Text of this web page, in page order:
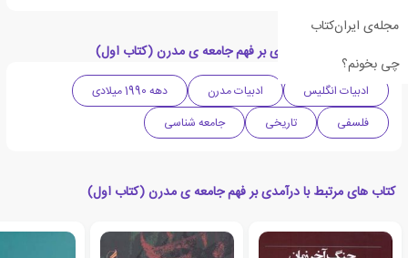
مجله‌ی ایران‌کتاب
چی بخونم؟
دسته بندی های درآمدی بر فهم جامعه ی مدرن (کتاب اول)
ادبیات انگلیس ادبیات مدرن
دهه 1990 میلادی
فلسفی
تاریخی جامعه شناسی
کتاب های مرتبط با درآمدی بر فهم جامعه ی مدرن (کتاب اول)